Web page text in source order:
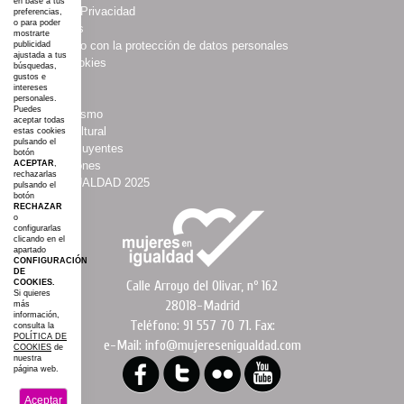
·Política de Privacidad
·Multimedias
·Compromiso con la protección de datos personales
·Política Cookies
·Boletines
·Agenda
·Asociacionismo
·Espacio Cultural
·Mujeres Influyentes
·Colaboraciones
·#AGROIGUALDAD 2025
·Mapa web
Calle Arroyo del Olivar, nº 162
28018-Madrid
Teléfono: 91 557 70 71. Fax:
e-Mail: info@mujeresenigualdad.com
preferencias,
o para poder
mostrarte
publicidad
ajustada a tus
búsquedas,
gustos e
intereses
personales.
Puedes
aceptar todas
estas cookies
pulsando el
botón
ACEPTAR,
rechazarlas
pulsando el
botón
RECHAZAR
o
configurarlas
clicando en el
apartado
CONFIGURACIÓN
DE
COOKIES.
Si quieres
más
información,
consulta la
POLÍTICA DE
COOKIES de
nuestra
página web.
Aceptar